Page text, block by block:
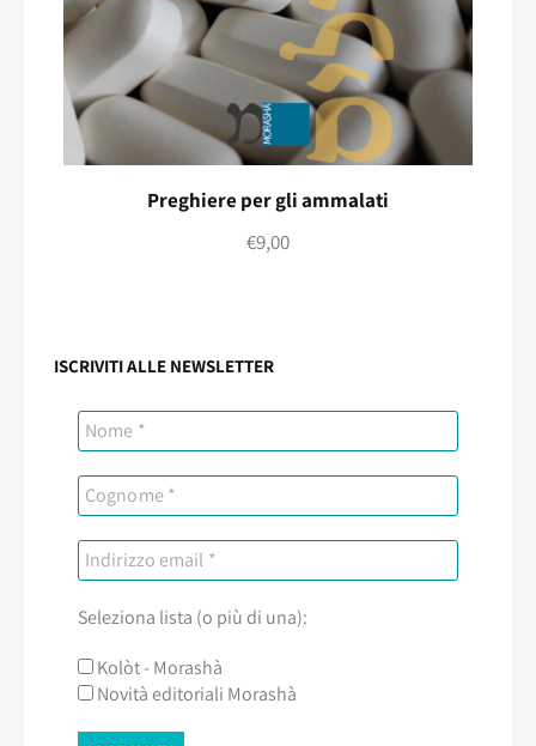
Preghiere per gli ammalati
€9,00
ISCRIVITI ALLE NEWSLETTER
Seleziona lista (o più di una):
Kolòt - Morashà
Novità editoriali Morashà